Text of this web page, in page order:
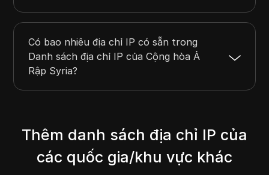
Có bao nhiêu địa chỉ IP có sẵn trong
Danh sách địa chỉ IP của Cộng hòa Ả
Rập Syria?
Thêm danh sách địa chỉ IP của
các quốc gia/khu vực khác